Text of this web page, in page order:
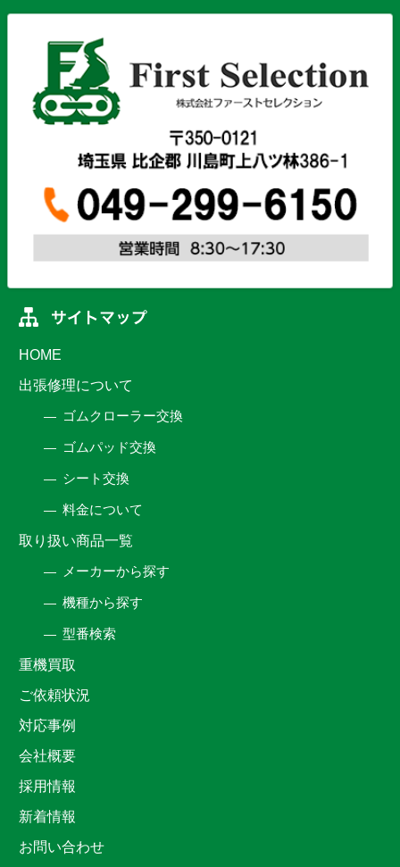
HOME
出張修理について
ゴムクローラー交換
ゴムパッド交換
シート交換
料金について
取り扱い商品一覧
メーカーから探す
機種から探す
型番検索
重機買取
ご依頼状況
対応事例
会社概要
採用情報
新着情報
お問い合わせ